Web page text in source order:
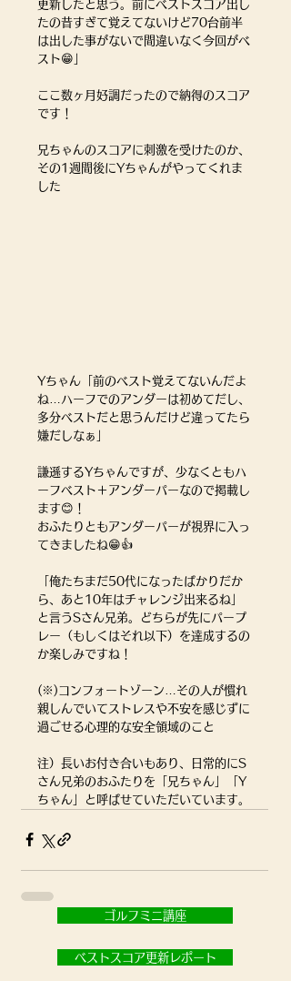
更新したと思う。前にベストスコア出し
たの昔すぎて覚えてないけど70台前半
は出した事がないで間違いなく今回がベ
スト😁」
ここ数ヶ月好調だったので納得のスコア
です！
兄ちゃんのスコアに刺激を受けたのか、
その1週間後にYちゃんがやってくれま
した
Yちゃん「前のベスト覚えてないんだよ
ね…ハーフでのアンダーは初めてだし、
多分ベストだと思うんだけど違ってたら
嫌だしなぁ」
謙遜するYちゃんですが、少なくともハ
ーフベスト＋アンダーパーなので掲載し
ます😊！
おふたりともアンダーパーが視界に入っ
てきましたね😁👍
「俺たちまだ50代になったばかりだか
ら、あと10年はチャレンジ出来るね」
と言うSさん兄弟。どちらが先にパープ
レー（もしくはそれ以下）を達成するの
か楽しみですね！
(※)コンフォートゾーン…その人が慣れ
親しんでいてストレスや不安を感じずに
過ごせる心理的な安全領域のこと
注）長いお付き合いもあり、日常的にS
さん兄弟のおふたりを「兄ちゃん」「Y
ちゃん」と呼ばせていただいています。
ゴルフミニ講座
ベストスコア更新レポート